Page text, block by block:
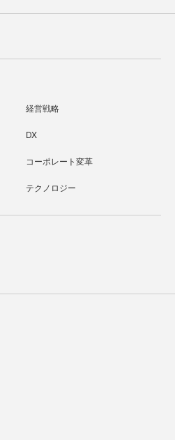
経営戦略
DX
コーポレート変革
テクノロジー